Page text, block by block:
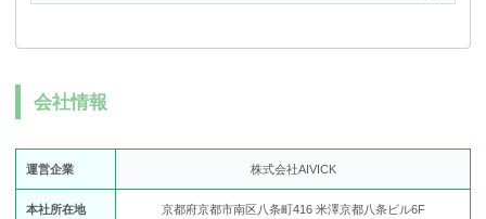
会社情報
運営企業 株式会社AIVICK
本社所在地 京都府京都市南区八条町416 米澤京都八条ビル6F